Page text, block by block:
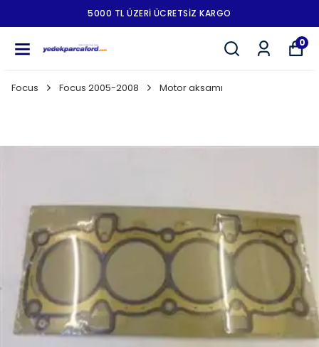
5000 TL ÜZERI ÜCRETSIZ KARGO
0
Focus Focus 2005-2008 Motor aksamı